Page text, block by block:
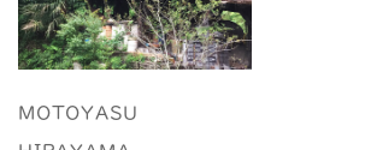
MOTOYASU